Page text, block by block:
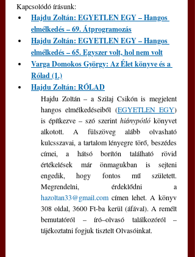
Kapcsolódó írásunk:
Hajdu Zoltán: EGYETLEN EGY – Hangos
elmélkedés – 69. Átprogramozás
Hajdu Zoltán: EGYETLEN EGY – Hangos
elmélkedés – 65. Egyszer volt, hol nem volt
Varga Domokos György: Az Élet könyve és a
Rólad (1.)
Hajdu Zoltán: RÓLAD
Hajdu Zoltán – a Szilaj Csikón is megjelent
hangos elmélkedéseiből (EGYETLEN EGY)
is építkezve – szó szerint hiánypótló könyvet
alkotott. A fülszöveg alább olvasható
kulcsszavai, a tartalom lényegre törő, beszédes
címei, a hátsó borítón található rövid
értékelések már önmagukban is sejteni
engedik, hogy fontos mű született.
hazoltan33@gmail.com címen lehet. A könyv
308 oldal, 3600 Ft-ba kerül (áfával). A remélt
bemutatóról – író–olvasó találkozóról –
tájékoztatni fogjuk tisztelt Olvasóinkat.